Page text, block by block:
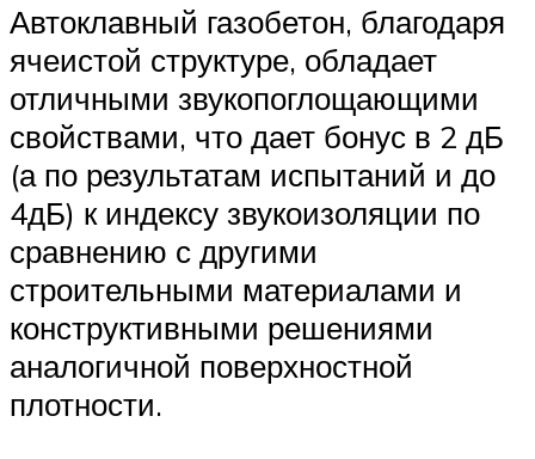
Автоклавный газобетон, благодаря
ячеистой структуре, обладает
отличными звукопоглощающими
свойствами, что дает бонус в 2 дБ
(а по результатам испытаний и до
4дБ) к индексу звукоизоляции по
сравнению с другими
строительными материалами и
конструктивными решениями
аналогичной поверхностной
плотности.